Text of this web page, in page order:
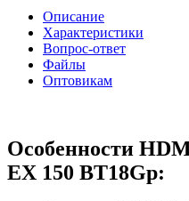
Описание
Характеристики
Вопрос-ответ
Файлы
Оптовикам
Особенности
EX 150 BT18Gp: